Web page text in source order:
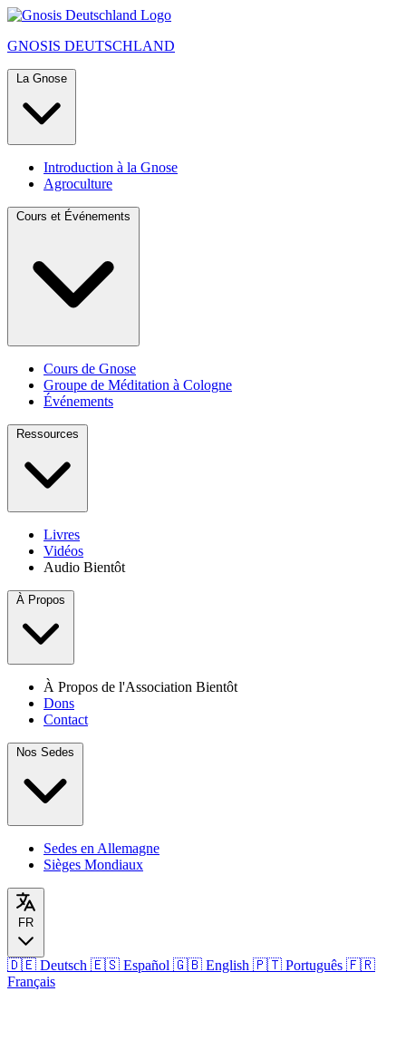
GNOSIS DEUTSCHLAND
La Gnose
Introduction à la Gnose
Agroculture
Cours et Événements
Cours de Gnose
Groupe de Méditation à Cologne
Événements
Ressources
Livres
Vidéos
Audio Bientôt
À Propos
À Propos de l'Association Bientôt
Dons
Contact
Nos Sedes
Sedes en Allemagne
Sièges Mondiaux
FR
🇩🇪 Deutsch 🇪🇸 Español 🇬🇧 English 🇵🇹 Português 🇫🇷
Français